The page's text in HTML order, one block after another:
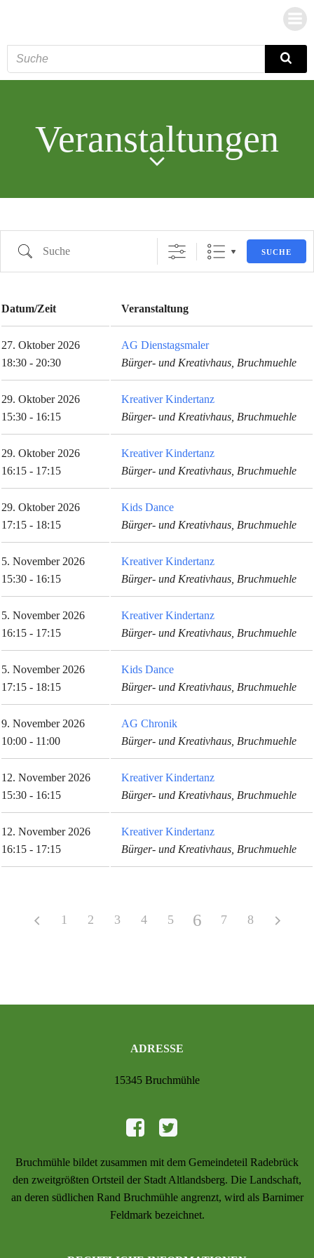
Veranstaltungen
Suche SUCHE
Datum/Zeit Veranstaltung
27. Oktober 2026
18:30 - 20:30
AG Dienstagsmaler
Bürger- und Kreativhaus, Bruchmuehle
29. Oktober 2026
15:30 - 16:15
Kreativer Kindertanz
Bürger- und Kreativhaus, Bruchmuehle
29. Oktober 2026
16:15 - 17:15
Kreativer Kindertanz
Bürger- und Kreativhaus, Bruchmuehle
29. Oktober 2026
17:15 - 18:15
Kids Dance
Bürger- und Kreativhaus, Bruchmuehle
5. November 2026
15:30 - 16:15
Kreativer Kindertanz
Bürger- und Kreativhaus, Bruchmuehle
5. November 2026
16:15 - 17:15
Kreativer Kindertanz
Bürger- und Kreativhaus, Bruchmuehle
5. November 2026
17:15 - 18:15
Kids Dance
Bürger- und Kreativhaus, Bruchmuehle
9. November 2026
10:00 - 11:00
AG Chronik
Bürger- und Kreativhaus, Bruchmuehle
12. November 2026
15:30 - 16:15
Kreativer Kindertanz
Bürger- und Kreativhaus, Bruchmuehle
12. November 2026
16:15 - 17:15
Kreativer Kindertanz
Bürger- und Kreativhaus, Bruchmuehle
1 2 3 4 5 6 7 8
ADRESSE
15345 Bruchmühle
Bruchmühle bildet zusammen mit dem Gemeindeteil Radebrück
den zweitgrößten Ortsteil der Stadt Altlandsberg. Die Landschaft,
an deren südlichen Rand Bruchmühle angrenzt, wird als Barnimer
Feldmark bezeichnet.